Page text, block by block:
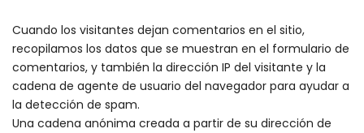
Cuando los visitantes dejan comentarios en el sitio,
recopilamos los datos que se muestran en el formulario de
comentarios, y también la dirección IP del visitante y la
cadena de agente de usuario del navegador para ayudar a
la detección de spam.
Una cadena anónima creada a partir de su dirección de